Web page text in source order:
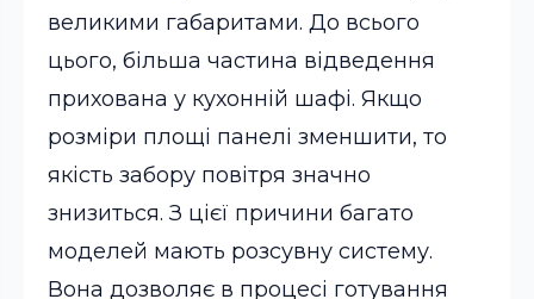
великими габаритами. До всього
цього, більша частина відведення
прихована у кухонній шафі. Якщо
розміри площі панелі зменшити, то
якість забору повітря значно
знизиться. З цієї причини багато
моделей мають розсувну систему.
Вона дозволяє в процесі готування